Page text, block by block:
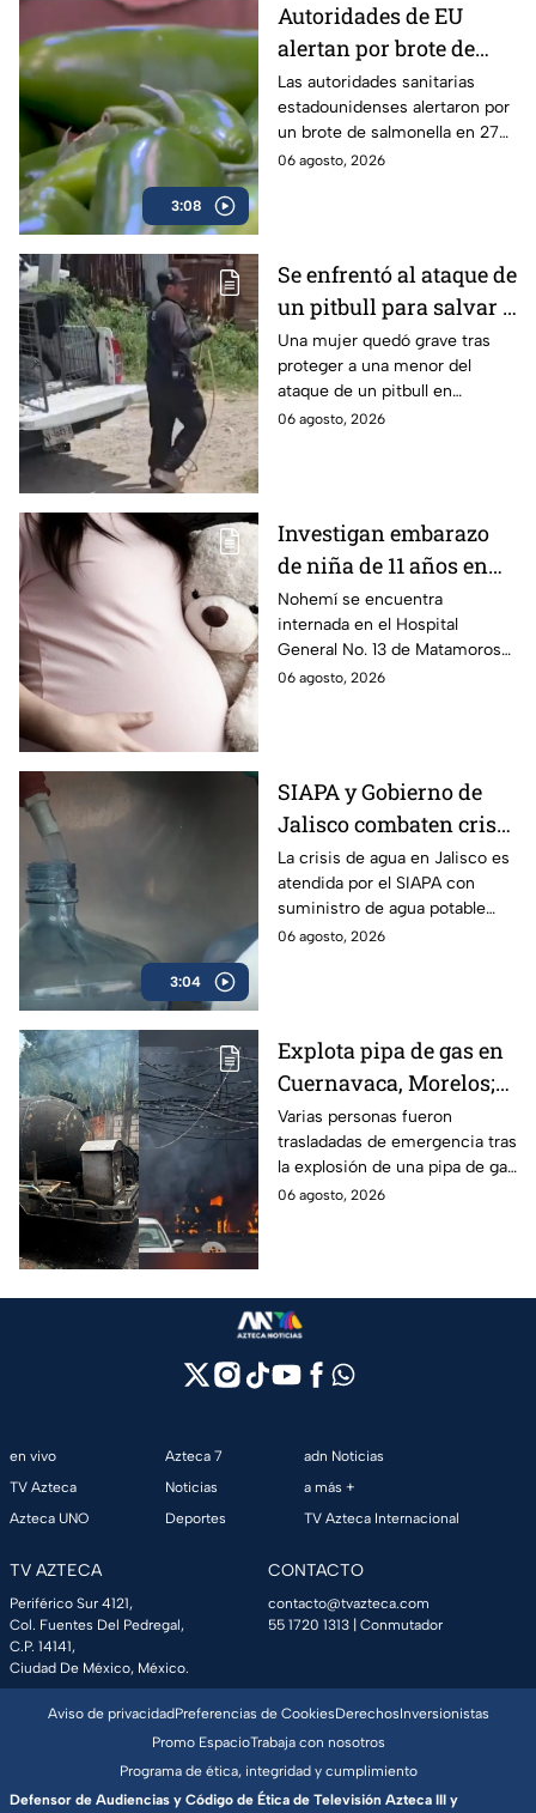
3:08
Autoridades de EU
alertan por brote de
Salmonella en cultivos
de jalapeño en México
Las autoridades sanitarias
estadounidenses alertaron por
un brote de salmonella en 27
estados vinculados a el chile
06 agosto, 2026
Se enfrentó al ataque de
un pitbull para salvar a
una menor; hoy lucha
por su vida en Zapopan
Una mujer quedó grave tras
proteger a una menor del
ataque de un pitbull en
Zapopan; la víctima sufrió
06 agosto, 2026
Investigan embarazo
de niña de 11 años en
Matamoros,
Tamaulipas; ¿qué pasó
con Nohemí?
Nohemí se encuentra
internada en el Hospital
General No. 13 de Matamoros
tras complicaciones por un
06 agosto, 2026
3:04
SIAPA y Gobierno de
Jalisco combaten crisis
de agua y llevan
suministro potable
gratuito a colonias
afectadas
La crisis de agua en Jalisco es
atendida por el SIAPA con
suministro de agua potable
gratuito, nuevas obras de
06 agosto, 2026
Explota pipa de gas en
Cuernavaca, Morelos;
se reportan más de 20
personas con
quemaduras
Varias personas fueron
trasladadas de emergencia tras
la explosión de una pipa de gas
cerca de la colonia Las
06 agosto, 2026
en vivo
TV Azteca
Azteca UNO
Azteca 7
Noticias
Deportes
adn Noticias
a más +
TV Azteca Internacional
TV AZTECA
Periférico Sur 4121,
Col. Fuentes Del Pedregal,
C.P. 14141,
Ciudad De México, México.
CONTACTO
contacto@tvazteca.com
55 1720 1313 | Conmutador
Aviso de privacidadPreferencias de CookiesDerechosInversionistas
Promo EspacioTrabaja con nosotros
Programa de ética, integridad y cumplimiento
Defensor de Audiencias y Código de Ética de Televisión Azteca III y